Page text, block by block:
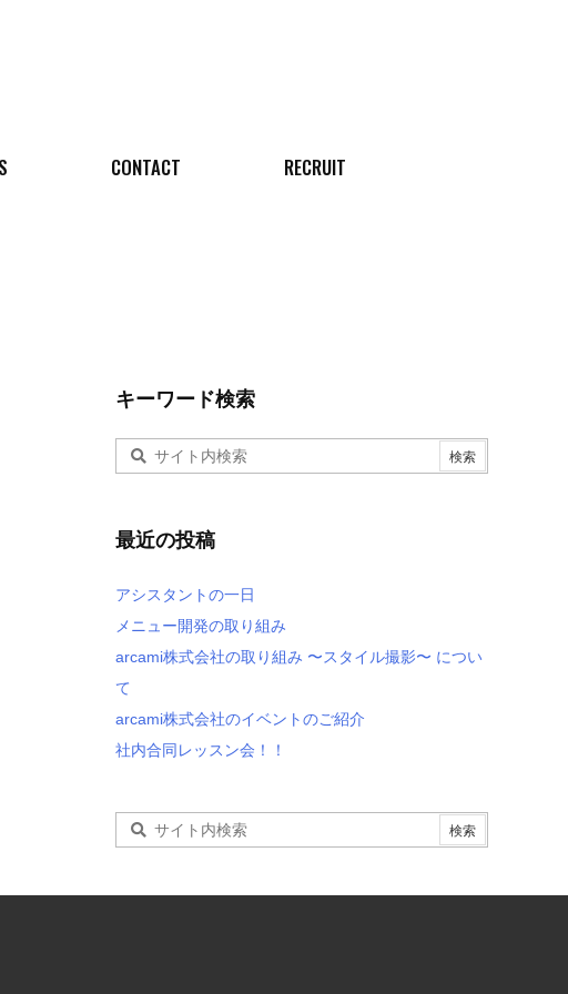
CONTACT RECRUIT
キーワード検索
最近の投稿
アシスタントの一日
メニュー開発の取り組み
arcami株式会社の取り組み 〜スタイル撮影〜 につい
て
arcami株式会社のイベントのご紹介
社内合同レッスン会！！